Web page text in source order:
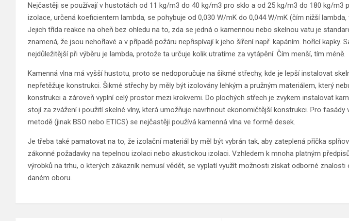
Nejčastěji se používají v hustotách od 11 kg/m3 do 40 kg/m3 pro sklo a od 25 kg/m3 do 180 kg/m3
izolace, určená koeficientem lambda, se pohybuje od 0,030 W/mK do 0,044 W/mK (čím nižší lambda,
Jejich třída reakce na oheň bez ohledu na to, zda se jedná o kamennou nebo skelnou vatu je
znamená, že jsou nehořlavé a v případě požáru nepřispívají k jeho šíření např. kapáním. hořící kapky.
nejdůležitější při výběru je lambda, protože ta určuje kolik utratíme za vytápění. Čím menší, tím méně.
Kamenná vlna má vyšší hustotu, proto se nedoporučuje na šikmé střechy, kde je lepší instalovat
nepřetěžuje konstrukci. Šikmé střechy by měly být izolovány lehkým a pružným materiálem, který
konstrukci a zároveň vyplní celý prostor mezi krokvemi. Do plochých střech je zvykem instalovat
stojí za zvážení i použití skelné vlny, která umožňuje navrhnout ekonomičtější konstrukci. Pro fasády
metodě (jinak BSO nebo ETICS) se nejčastěji používá kamenná vlna ve formě desek.
Je třeba také pamatovat na to, že izolační materiál by měl být vybrán tak, aby zateplená příčka
zákonné požadavky na tepelnou izolaci nebo akustickou izolaci. Vzhledem k mnoha platným
výrobků na trhu, o kterých zákazník nemusí vědět, se vyplatí využít možnosti získat odborné znalosti
daném oboru.